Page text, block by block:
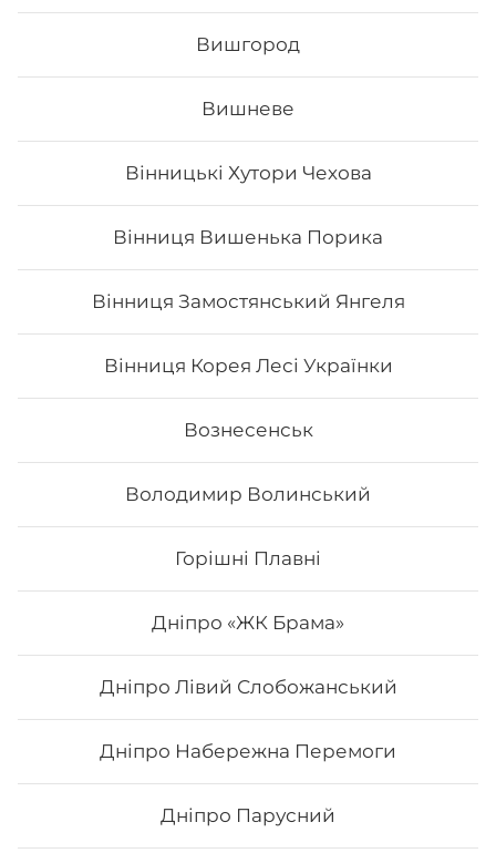
Вишгород
Вишневе
Вінницькі Хутори Чехова
Вінниця Вишенька Порика
Вінниця Замостянський Янгеля
Вінниця Корея Лесі Українки
Вознесенськ
Володимир Волинський
Горішні Плавні
Дніпро «ЖК Брама»
Дніпро Лівий Слобожанський
Дніпро Набережна Перемоги
Дніпро Парусний
Каліфорнія з лососем в ікрі
Вага: 255 г Склад: норі, рис, огірок, авокадо, тобіко
₴
Каліфорнія з копченим лососем
Вага: 265 г. Склад: норі, рис, копчений лосось,